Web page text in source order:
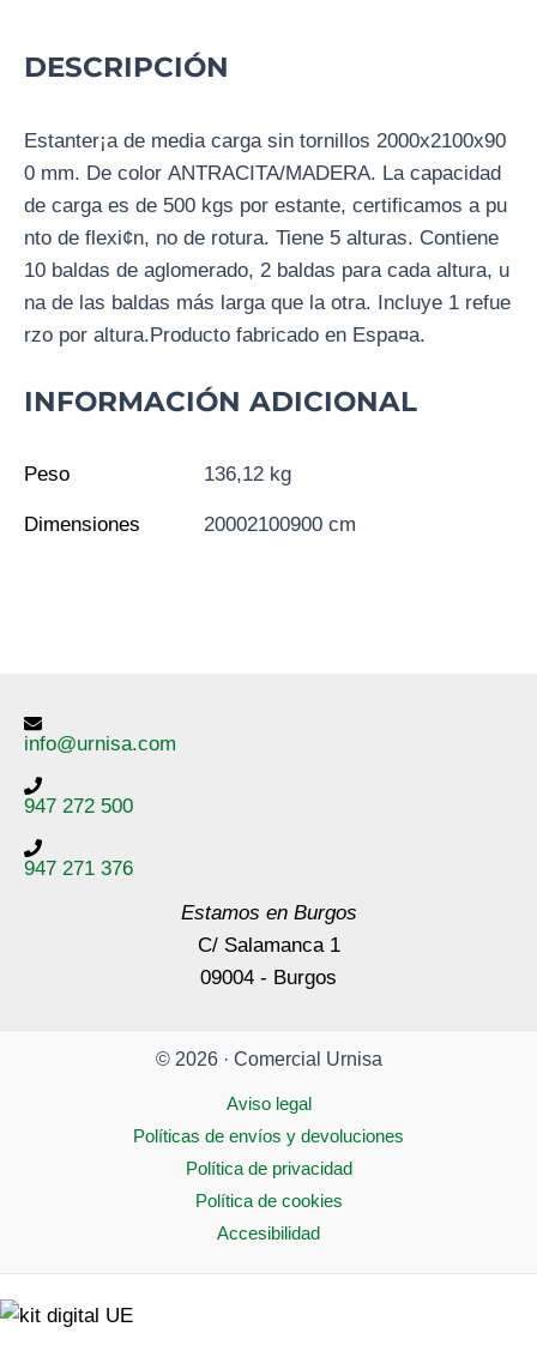
DESCRIPCIÓN
Estanter¡a de media carga sin tornillos 2000x2100x90
0 mm. De color ANTRACITA/MADERA. La capacidad
de carga es de 500 kgs por estante, certificamos a pu
nto de flexi¢n, no de rotura. Tiene 5 alturas. Contiene
10 baldas de aglomerado, 2 baldas para cada altura, u
na de las baldas más larga que la otra. Incluye 1 refue
rzo por altura.Producto fabricado en Espa¤a.
INFORMACIÓN ADICIONAL
Peso 136,12 kg
Dimensiones 20002100900 cm
info@urnisa.com
947 272 500
947 271 376
Estamos en Burgos
C/ Salamanca 1
09004 - Burgos
© 2026 · Comercial Urnisa
Aviso legal
Políticas de envíos y devoluciones
Política de privacidad
Política de cookies
Accesibilidad